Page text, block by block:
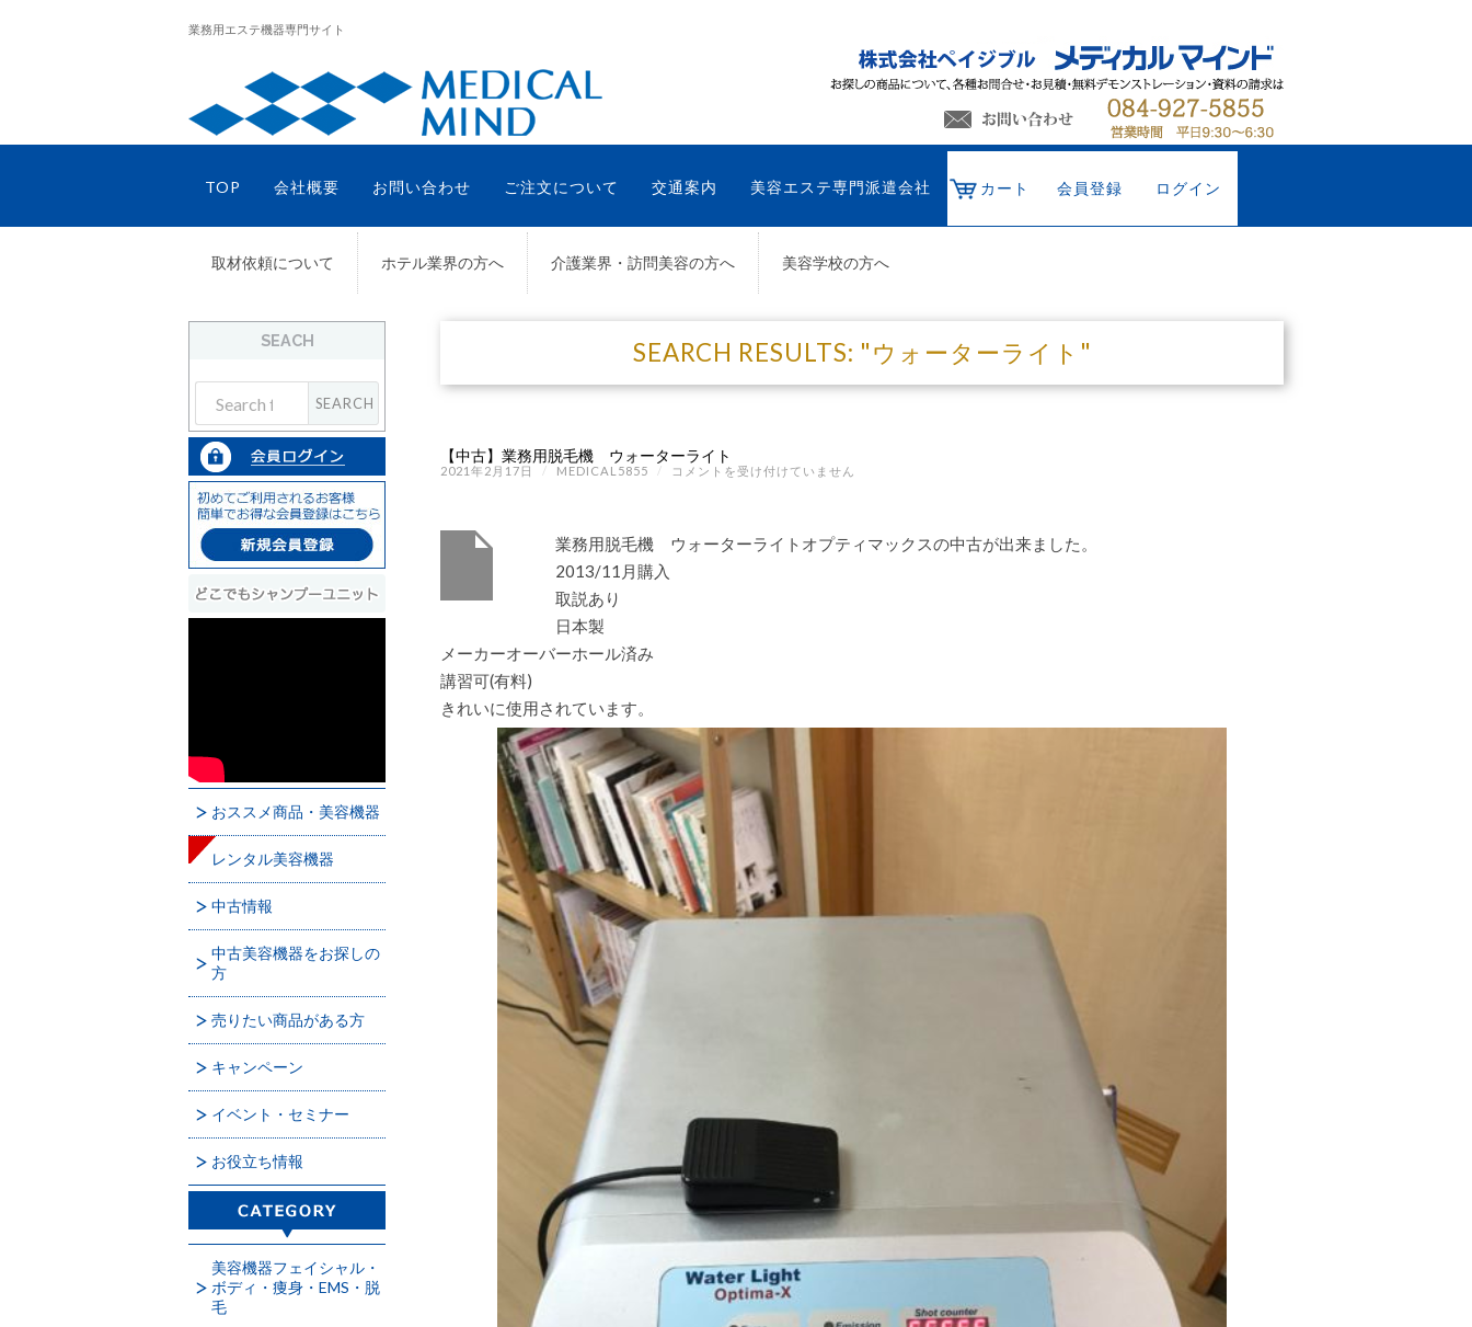
業務用エステ機器専門サイト
TOP 会社概要 お問い合わせ ご注文について 交通案内 美容エステ専門派遣会社 カート 会員登録 ログイン
取材依頼について ホテル業界の方へ 介護業界・訪問美容の方へ 美容学校の方へ
SEARCH RESULTS: "ウォーターライト"
【中古】業務用脱毛機 ウォーターライト
2021年2月17日 / MEDICAL5855 /
【中
脱
は
コメントを受け付けていません
業務用脱毛機 ウォーターライトオプティマックスの中古が出来ました。
2013/11月購入
取説あり
日本製
メーカーオーバーホール済み
講習可(有料)
きれいに使用されています。
SEACH
おススメ商品・美容機器
レンタル美容機器
中古情報
中古美容機器をお探しの
方
売りたい商品がある方
キャンペーン
イベント・セミナー
お役立ち情報
美容機器フェイシャル・
ボディ・痩身・EMS・脱
毛